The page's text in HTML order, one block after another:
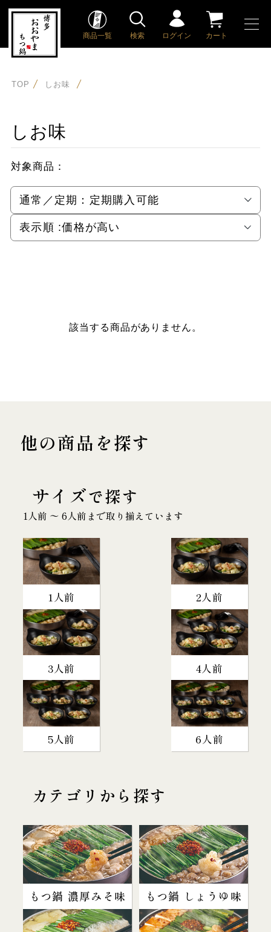
商品一覧 検索 ログイン カート
TOP しお味
しお味
対象商品：
通常／定期： 定期購入可能
表示順 :価格が高い
該当する商品がありません。
他の商品を探す
サイズで探す
1人前 〜 6人前まで取り揃えています
1人前 2人前
3人前 4人前
5人前 6人前
カテゴリから探す
もつ鍋 濃厚みそ味 もつ鍋 しょうゆ味